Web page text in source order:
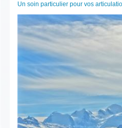
Un soin particulier pour vos